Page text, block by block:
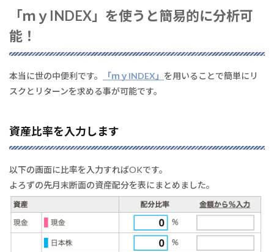
「ｍｙINDEX」を使うと簡易的に分析可
能！
本当に世の中便利です。 「ｍｙINDEX」 を用いることで簡単にリ
スクとリターンを求める事が可能です。
資産比率を入力します
以下の画面に比率を入力すればOKです。
よろずの先月末断面の資産配分を表にまとめました。